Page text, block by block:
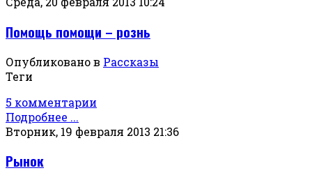
Помощь помощи – рознь
Опубликовано в Рассказы
Теги
5 комментарии
Подробнее ...
Вторник, 19 февраля 2013 21:36
Рынок